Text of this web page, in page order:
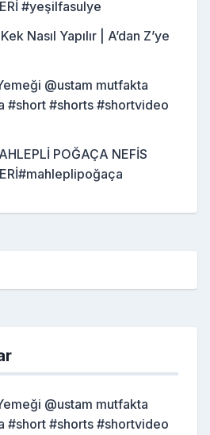
#yeşilfasulye
Nasıl Yapılır | A’dan Z’ye
@ustam mutfakta
#short #shorts #shortvideo
POĞAÇA NEFİS
@ustam mutfakta
#short #shorts #shortvideo